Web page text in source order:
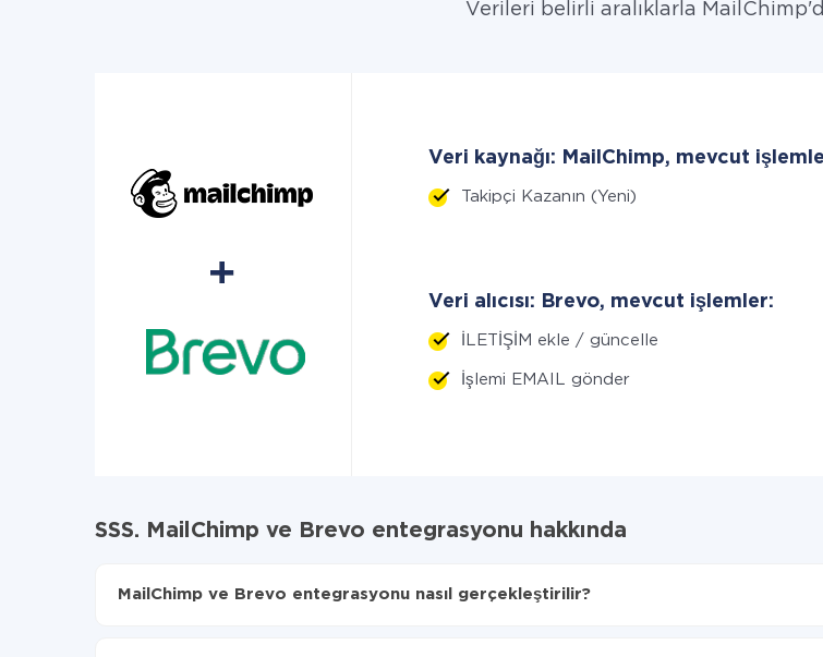
Verileri belirli aralıklarla
Veri kaynağı: MailChimp, mevcut
Takipçi Kazanın (Yeni)
Veri alıcısı: Brevo, mevcut işlemler:
İLETİŞİM ekle / güncelle
İşlemi EMAIL gönder
SSS. MailChimp ve Brevo entegrasyonu hakkında
MailChimp ve Brevo entegrasyonu nasıl gerçekleştirilir?